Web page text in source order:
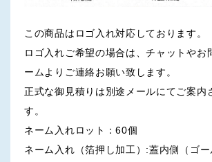
この商品はロゴ入れ対応しております。
ロゴ入れご希望の場合は、チャットやお
ームよりご連絡お願い致します。
正式な御見積りは別途メールにてご案内
す。
ネーム入れロット：60個
ネーム入れ（箔押し加工）:蓋内側（ゴ